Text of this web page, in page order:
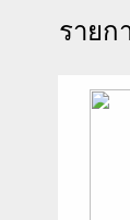
รายก